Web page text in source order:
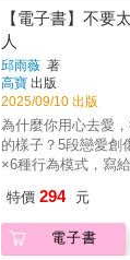
者強而有力地闡述
爐，使得對自我、
——《金融時報》（
書敘述了茉莉開放
與丈夫在探索自我
應對非一夫一妻制
——《紐約時報》（
本勇敢的書，作者
與自我探索。——《
Reviews）
在對方要求的情況
越痛。親愛的，或
侶」。你們曾經無
己。他情緒反覆無
秒突然暴怒。他對
妙指責、批評。你
敏感、太依賴，才
人。其實他從沒變
上的不是真實的他
書作者是長期關注
師，她將帶來五位
力、謊言與背叛，
裝下的自戀跡象，
【電子書】不要
人
邱雨薇 著
高寶 出版
2025/09/10 出版
為什麼你用心去愛
的樣子？5段戀愛創
×6種行為模式，寫
的他道別，因為你
力，熱情積極，你
於遇見了對的人。
特價 294 元
電子書